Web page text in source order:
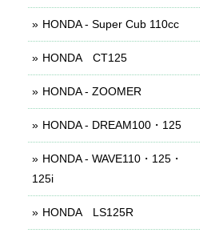
HONDA - Super Cub 110cc
HONDA CT125
HONDA - ZOOMER
HONDA - DREAM100・125
HONDA - WAVE110・125・
125i
HONDA LS125R